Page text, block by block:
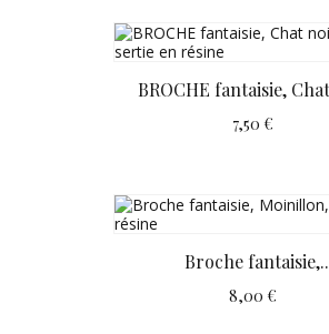
BROCHE fantaisie,
7,50 €
Broche
8,00 €